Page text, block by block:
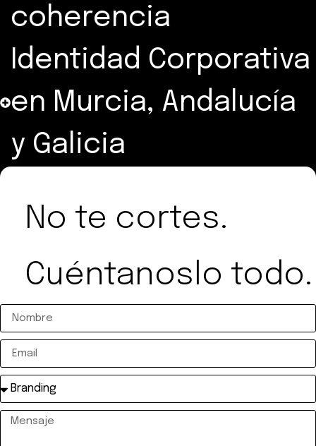
coherencia
Identidad Corporativa
en Murcia, Andalucía
y Galicia
No te cortes.
Cuéntanoslo todo.